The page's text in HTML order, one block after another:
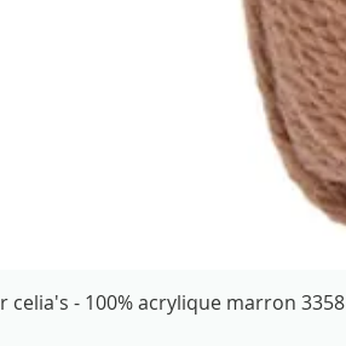
celia's - 100% acrylique marron 3358